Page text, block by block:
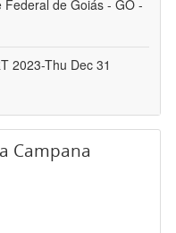
Federal de Goiás - GO -
2023-Thu Dec 31
Campana